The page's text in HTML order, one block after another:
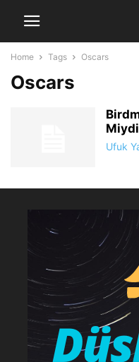
Home Tags Oscars
Oscars
Miydi
Ufuk